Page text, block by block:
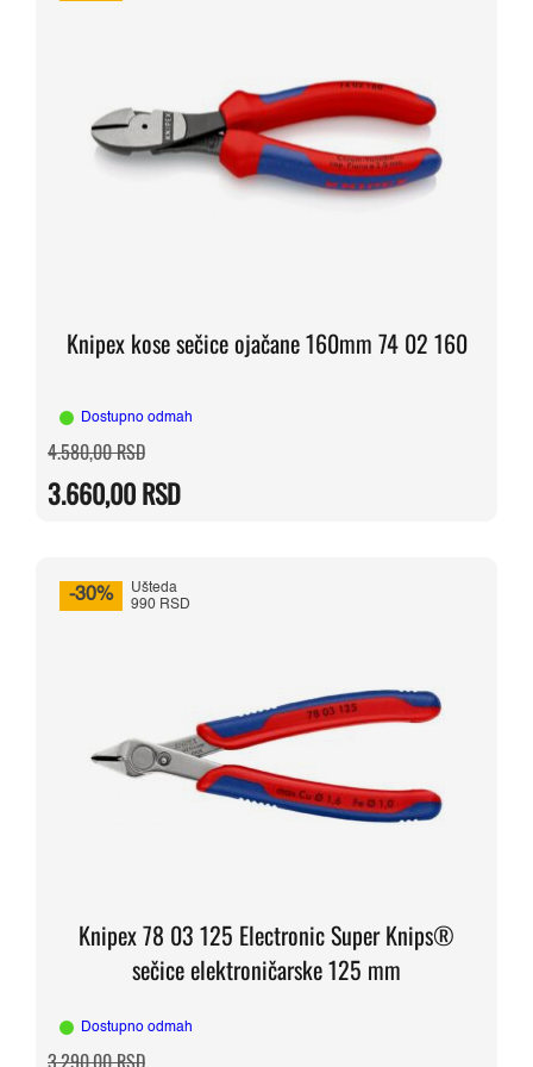
Knipex kose sečice ojačane 160mm 74 02 160
Dostupno odmah
4.580,00RSDOriginalna
cena
bila:
4.580,00 RSD.
3.660,00RSD
Trenutna
cena
3.660,00 RSD.
-30%
Ušteda
990 RSD
Knipex 78 03 125 Electronic Super Knips®
sečice elektroničarske 125 mm
Dostupno odmah
3.290,00RSDOriginalna
Trenutna